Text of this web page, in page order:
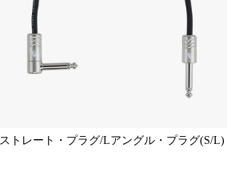
ストレート・プラグ/Lアングル・プラグ(S/L)